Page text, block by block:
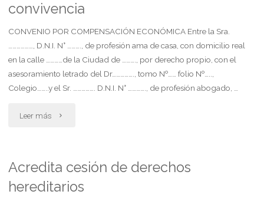
de
niño"
convivencia
CONVENIO POR COMPENSACIÓN ECONÓMICA Entre la Sra.
………………, D.N.I. N° ………., de profesión ama de casa, con domicilio real
en la calle …………de la Ciudad de ………., por derecho propio, con el
asesoramiento letrado del Dr……………., tomo Nº…… folio Nº…..,
Colegio……..y el Sr. ……………. D.N.I. N° …………., de profesión abogado, …
Leer más "Compensaciones
posteriores
a
Acredita cesión de derechos
hereditarios